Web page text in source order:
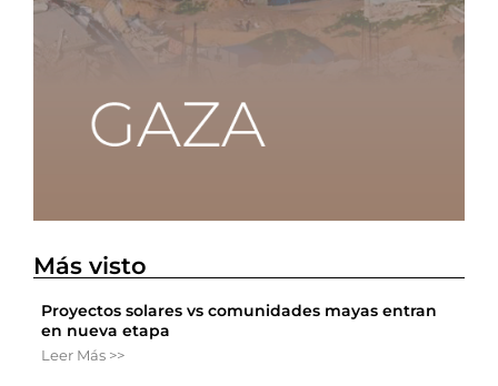
Más visto
Proyectos solares vs comunidades mayas entran
en nueva etapa
Leer Más >>